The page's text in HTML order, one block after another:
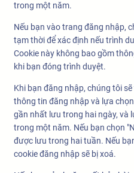
trong một năm.
Nếu bạn vào trang đăng nhập,
tạm thời để xác định nếu trình
Cookie này không bao gồm
khi bạn đóng trình duyệt.
Khi bạn đăng nhập, chúng tôi
thông tin đăng nhập và lựa
gần nhất lưu trong hai ngày, và
trong một năm. Nếu bạn chọn
được lưu trong hai tuần. Nếu
cookie đăng nhập sẽ bị xoá.